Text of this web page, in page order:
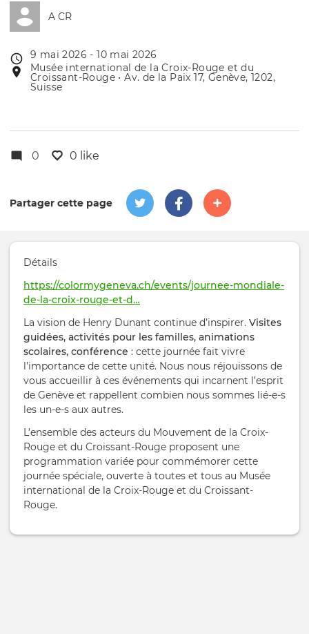
A CR
Date
de
l'évênement
9 mai 2026 - 10 mai 2026
Lieu
de
Musée international de la Croix-Rouge et du
Croissant-Rouge • Av. de la Paix 17, Genève, 1202,
Suisse
0 0 like
Partager cette page
Détails
https://colormygeneva.ch/events/journee-mondiale-
de-la-croix-rouge-et-d…
La vision de Henry Dunant continue d’inspirer. Visites
guidées, activités pour les familles, animations
scolaires, conférence : cette journée fait vivre
l’importance de cette unité. Nous nous réjouissons de
vous accueillir à ces événements qui incarnent l’esprit
de Genève et rappellent combien nous sommes lié-e-s
les un-e-s aux autres.
L’ensemble des acteurs du Mouvement de la Croix-
Rouge et du Croissant-Rouge proposent une
programmation variée pour commémorer cette
journée spéciale, ouverte à toutes et tous au Musée
international de la Croix-Rouge et du Croissant-
Rouge.